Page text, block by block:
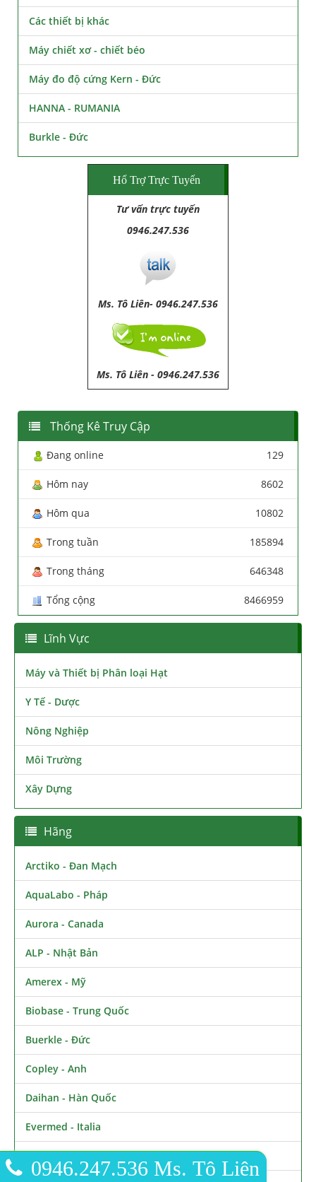
Các thiết bị khác
Máy chiết xơ - chiết béo
Máy đo độ cứng Kern - Đức
HANNA - RUMANIA
Burkle - Đức
Hổ Trợ Trực Tuyến
Tư vấn trực tuyến
0946.247.536
Ms. Tô Liên- 0946.247.536
Ms. Tô Liên - 0946.247.536
Thống Kê Truy Cập
Đang online 129
Hôm nay 8602
Hôm qua 10802
Trong tuần 185894
Trong tháng 646348
Tổng cộng 8466959
Lĩnh Vực
Máy và Thiết bị Phân loại Hạt
Y Tế - Dược
Nông Nghiệp
Môi Trường
Xây Dựng
Hãng
Arctiko - Đan Mạch
AquaLabo - Pháp
Aurora - Canada
ALP - Nhật Bản
Amerex - Mỹ
Biobase - Trung Quốc
Buerkle - Đức
Copley - Anh
Daihan - Hàn Quốc
Evermed - Italia
Elma - Đức
0946.247.536 Ms. Tô Liên